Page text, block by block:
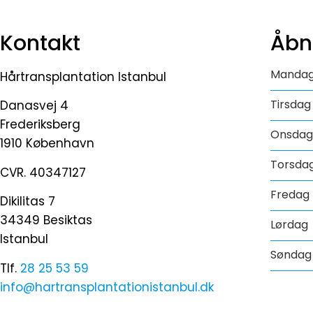
Kontakt
Hårtransplantation Istanbul
Danasvej 4
Frederiksberg
1910 København
CVR. 40347127
Dikilitas 7
34349 Besiktas
Istanbul
Tlf. 28 25 53 59
info@hartransplantationistanbul.dk
Tirsdag
Onsdag
Fredag
Lørdag
Søndag